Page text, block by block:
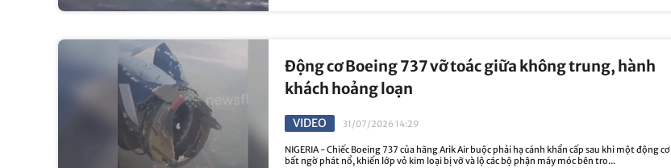
Động cơ Boeing 737 vỡ toác giữa không trung, hành
khách hoảng loạn
VIDEO 31/07/2026 14:29
NIGERIA - Chiếc Boeing 737 của hãng Arik Air buộc phải hạ cánh khẩn cấp sau khi một động cơ
bất ngờ phát nổ, khiến lớp vỏ kim loại bị vỡ và lộ các bộ phận máy móc bên tro...